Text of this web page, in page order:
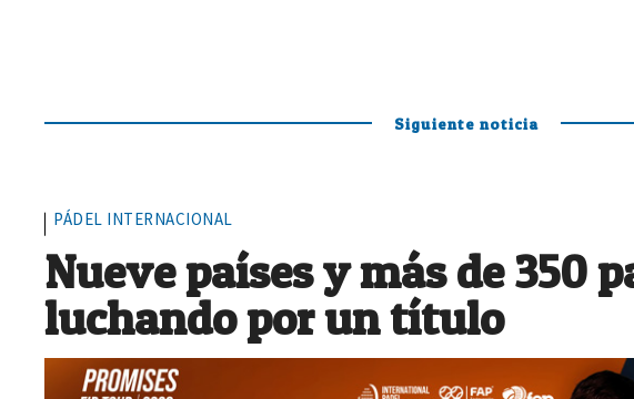
Siguiente noticia
PÁDEL INTERNACIONAL
Nueve países y más de 350
luchando por un título